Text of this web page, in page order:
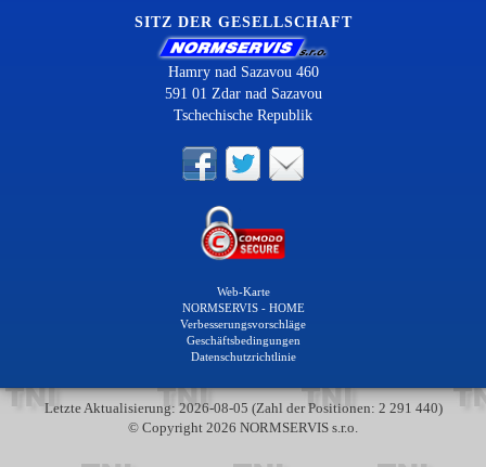
SITZ DER GESELLSCHAFT
Hamry nad Sazavou 460
591 01 Zdar nad Sazavou
Tschechische Republik
Web-Karte
NORMSERVIS - HOME
Verbesserungsvorschläge
Geschäftsbedingungen
Datenschutzrichtlinie
Letzte Aktualisierung: 2026-08-05 (Zahl der Positionen: 2 291 440)
© Copyright 2026 NORMSERVIS s.r.o.